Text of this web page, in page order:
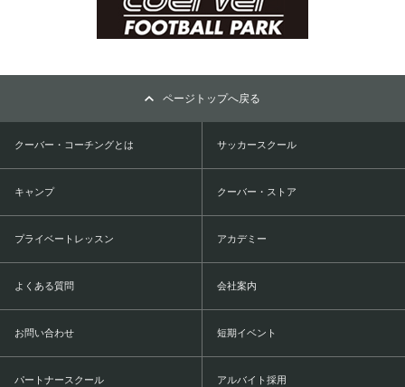
ページトップへ戻る
クーバー・コーチングとは サッカースクール
キャンプ クーバー・ストア
プライベートレッスン アカデミー
よくある質問 会社案内
お問い合わせ 短期イベント
パートナースクール アルバイト採用